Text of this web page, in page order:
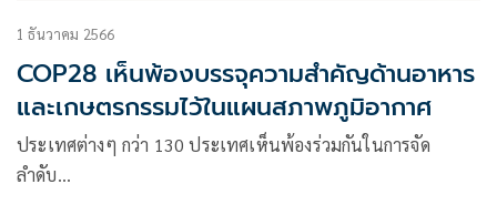
1 ธันวาคม 2566
COP28 เห็นพ้องบรรจุความสำคัญด้านอาหาร
และเกษตรกรรมไว้ในแผนสภาพภูมิอากาศ
ประเทศต่างๆ กว่า 130 ประเทศเห็นพ้องร่วมกันในการจัด
ลำดับ…